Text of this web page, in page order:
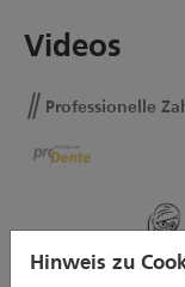
Videos
Professionelle
Professionelle
Hinweis zu